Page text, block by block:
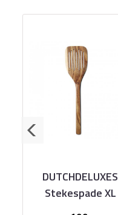
DUTCHDELUXES
Stekespade XL